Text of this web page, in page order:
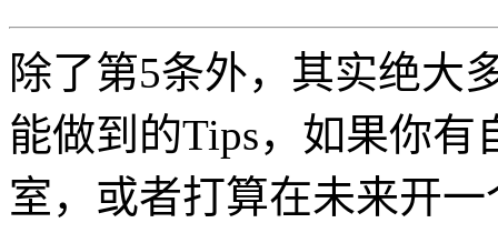
除了第5条外，其实绝大
能做到的Tips，如果你有
室，或者打算在未来开